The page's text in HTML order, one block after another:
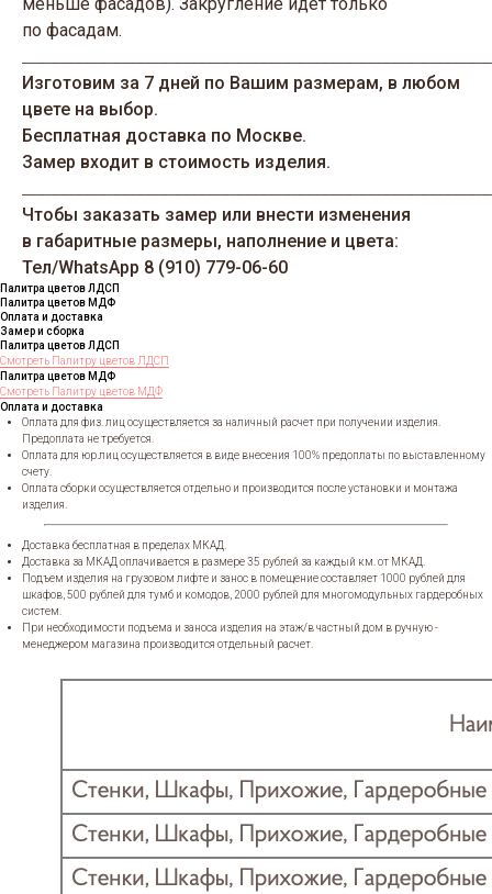
по фасадам.
Изготовим за 7 дней по Вашим размерам, в любом
цвете на выбор.
Бесплатная доставка по Москве.
Замер входит в стоимость изделия.
Чтобы заказать замер или внести изменения
в габаритные размеры, наполнение и цвета:
Тел/WhatsАрp 8 (910) 779-06-60
Палитра цветов ЛДСП
Палитра цветов МДФ
Оплата и доставка
Замер и сборка
Палитра цветов ЛДСП
Смотреть Палитру цветов ЛДСП
Палитра цветов МДФ
Смотреть Палитру цветов МДФ
Оплата и доставка
Оплата для физ. лиц осуществляется за наличный расчет при получении изделия.
Предоплата не требуется.
Оплата для юр.лиц осуществляется в виде внесения 100% предоплаты по выставленному
счету.
Оплата сборки осуществляется отдельно и производится после установки и монтажа
изделия.
Доставка бесплатная в пределах МКАД.
Доставка за МКАД оплачивается в размере 35 рублей за каждый км. от МКАД.
Подъем изделия на грузовом лифте и занос в помещение составляет 1000 рублей для
шкафов, 500 рублей для тумб и комодов, 2000 рублей для многомодульных гардеробных
систем.
При необходимости подъема и заноса изделия на этаж/в частный дом в ручную -
менеджером магазина производится отдельный расчет.